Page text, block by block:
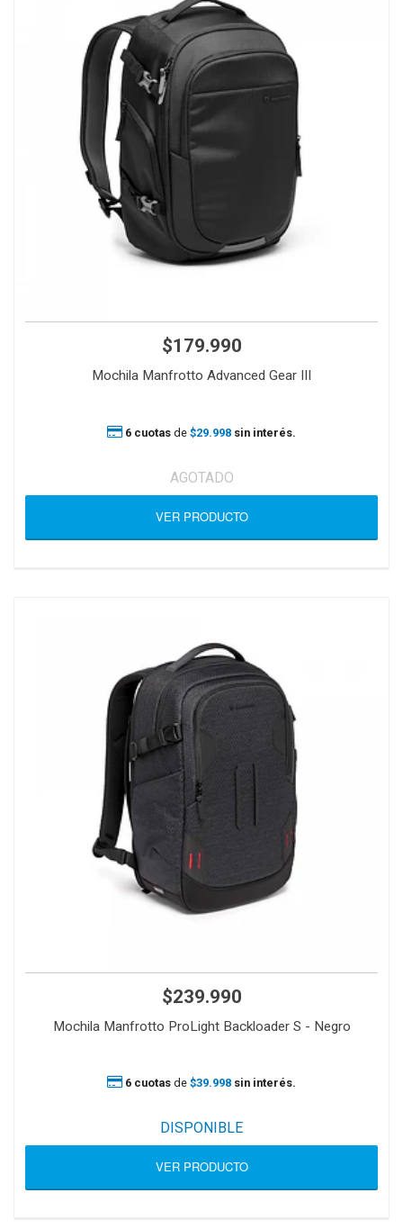
$179.990
Mochila Manfrotto Advanced Gear III
6 cuotas de $29.998 sin interés.
AGOTADO
VER PRODUCTO
$239.990
Mochila Manfrotto ProLight Backloader S - Negro
6 cuotas de $39.998 sin interés.
DISPONIBLE
VER PRODUCTO